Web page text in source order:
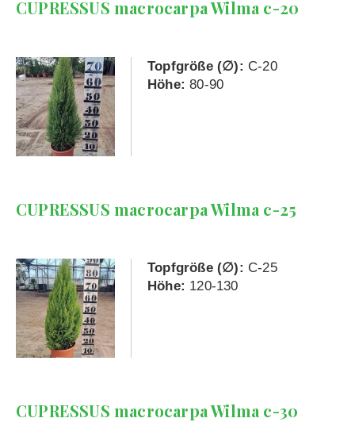
CUPRESSUS macrocarpa Wilma c-20
Topfgröße (∅): C-20
Höhe: 80-90
CUPRESSUS macrocarpa Wilma c-25
Topfgröße (∅): C-25
Höhe: 120-130
CUPRESSUS macrocarpa Wilma c-30